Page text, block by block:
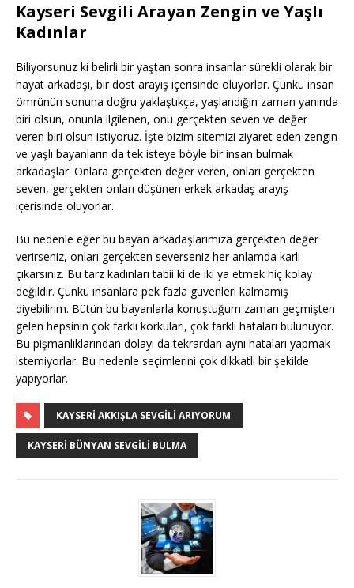
Kayseri Sevgili Arayan Zengin ve Yaşlı
Kadınlar
Biliyorsunuz ki belirli bir yaştan sonra insanlar sürekli olarak bir
hayat arkadaşı, bir dost arayış içerisinde oluyorlar. Çünkü insan
ömrünün sonuna doğru yaklaştıkça, yaşlandığın zaman yanında
biri olsun, onunla ilgilenen, onu gerçekten seven ve değer
veren biri olsun istiyoruz. İşte bizim sitemizi ziyaret eden zengin
ve yaşlı bayanların da tek isteye böyle bir insan bulmak
arkadaşlar. Onlara gerçekten değer veren, onları gerçekten
seven, gerçekten onları düşünen erkek arkadaş arayış
içerisinde oluyorlar.
Bu nedenle eğer bu bayan arkadaşlarımıza gerçekten değer
verirseniz, onları gerçekten severseniz her anlamda karlı
çıkarsınız. Bu tarz kadınları tabii ki de iki ya etmek hiç kolay
değildir. Çünkü insanlara pek fazla güvenleri kalmamış
diyebilirim. Bütün bu bayanlarla konuştuğum zaman geçmişten
gelen hepsinin çok farklı korkuları, çok farklı hataları bulunuyor.
Bu pişmanlıklarından dolayı da tekrardan aynı hataları yapmak
istemiyorlar. Bu nedenle seçimlerini çok dikkatli bir şekilde
yapıyorlar.
KAYSERI AKKIŞLA SEVGILI ARIYORUM
KAYSERI BÜNYAN SEVGILI BULMA